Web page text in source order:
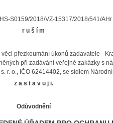
S0159/2018/VZ-15317/2018/541/
r u š í m
přezkoumání úkonů zadavatele
při zadávání veřejné zakázky s
r. o., IČO 62414402, se sídlem
z a s t a v u j i.
Odůvodnění